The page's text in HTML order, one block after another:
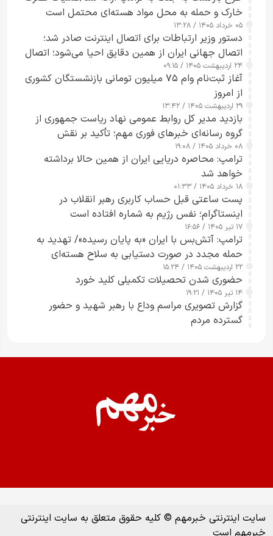
خارک و حمله به محل مواد هسته‌ای محتمل است
۰۵ خرداد ۱۴۰۵ / ۱۳:۲۸
دستور وزیر ارتباطات برای اتصال اینترنت صادر شد؛
اتصال جهانی ایران از همین دقایق احیا می‌شود؛ اتصال
کامل مردم تا ۲۴ ساعت آینده
۲۴ اردیبهشت ۱۴۰۵ / ۰۹:۱۵
آغاز ثبت‌نام وام ۷۵ میلیون تومانی بازنشستگان کشوری
از امروز
۲۹ اردیبهشت ۱۴۰۵ / ۱۳:۴۲
بازدید مدیر کل روابط عمومی نهاد ریاست جمهوری از
گروه رسانه‌ای خبرهای فوری مهم؛ تأکید بر نقش
رسانه‌های هوشمند و مسئول در ارتقای آگاهی عمومی
۰۸ خرداد ۱۴۰۵ / ۱۹:۰۸
ترامپ: محاصره دریایی ایران از همین حالا برداشته
خواهد شد
۱۸ خرداد ۱۴۰۵ / ۰۱:۳۳
پست ساعتی قبل حساب کاربری رهبر انقلاب در
اینستاگرام؛ نفس رژیم به شماره افتاده است​
۱۷ تیر ۱۴۰۵ / ۱۶:۵۶
ترامپ: آتش‌بس با ایران «به پایان رسیده»/ تهدید به
حمله مجدد در صورت دستیابی به سلاح هسته‌ای
۲۲ اردیبهشت ۱۴۰۵ / ۱۵:۲۴
حضوری شدن تحصیلات تکمیلی کلید خورد
۱۴ تیر ۱۴۰۵ / ۱۹:۲۱
گزارش تصویری مراسم وداع با رهبر شهید و حضور
گسترده مردم
سایت اینترنتی خبرمهم © کلیه حقوق متعلق به سایت اینترنتی